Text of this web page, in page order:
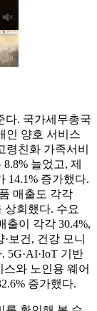
다. 국가세무총국
인 양호 서비스
령친화 가족서비
늘었고, 제
14.1% 증가했다.
매출도 각각
상회했다. 수요
출이 각각 30.4%,
보건, 건강 모니
5G·AI·IoT 기반
스와 노인용 웨어
증가했다.